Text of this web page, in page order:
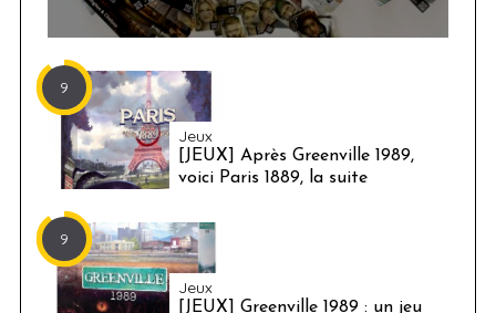
9
Jeux
[JEUX] Après Greenville 1989,
voici Paris 1889, la suite
9
Jeux
[JEUX] Greenville 1989 : un jeu